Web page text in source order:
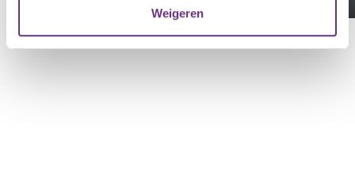
U kunt uw toestemming op elk moment wijzigen of
Weigeren